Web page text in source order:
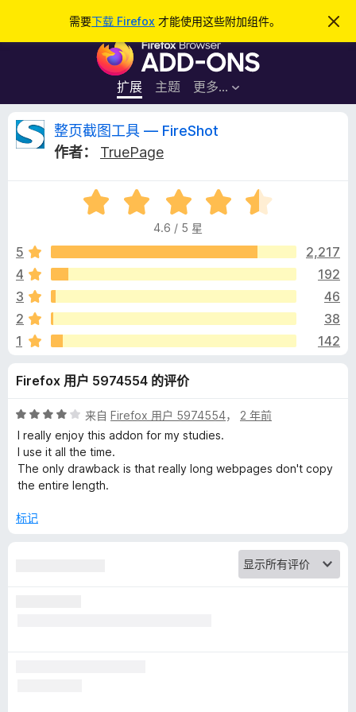
需要下载 Firefox 才能使用这些附加组件。
忽
此
F
r
e
览
器
附
加
件
扩展 主题 更多…
登录
整
截
图
工
具
—
F
i
r
整页截图工具 — FireShot
作者：
TruePage
评
分
.
/
4.6 / 5 星
5
2,217
4
192
3
46
2
38
1
142
Firefox 用户 5974554 的评价
评
分
4
/
5
来自 Firefox 用户 5974554， 2 年前
I really enjoy this addon for my studies.
I use it all the time.
The only drawback is that really long webpages don't copy
the entire length.
标记